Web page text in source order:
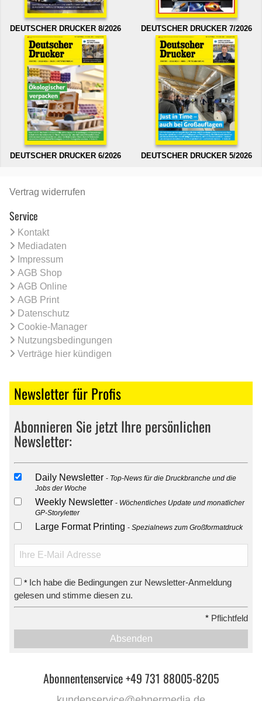
DEUTSCHER DRUCKER 8/2026 DEUTSCHER DRUCKER 7/2026
DEUTSCHER DRUCKER 6/2026 DEUTSCHER DRUCKER 5/2026
Vertrag widerrufen
Service
Kontakt
Mediadaten
Impressum
AGB Shop
AGB Online
AGB Print
Datenschutz
Cookie-Manager
Nutzungsbedingungen
Verträge hier kündigen
Newsletter für Profis
Abonnieren Sie jetzt Ihre persönlichen
Newsletter:
Daily Newsletter
Top-News für die Druckbranche und die
Jobs der Woche
Weekly Newsletter
Wöchentliches Update und monatlicher
GP-Storyletter
Large Format Printing Spezialnews zum Großformatdruck
* Ich habe die Bedingungen zur Newsletter-Anmeldung
gelesen und stimme diesen zu.
* Pflichtfeld
Absenden
Abonnentenservice +49 731 88005-8205